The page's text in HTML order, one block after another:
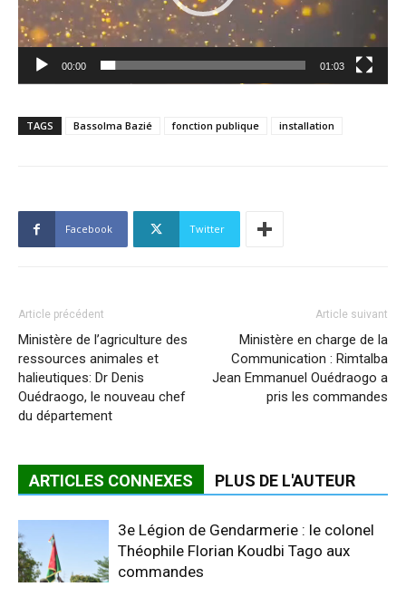
00:00 01:03
TAGS Bassolma Bazié fonction publique installation
Facebook Twitter
Article précédent
Ministère de l’agriculture des
ressources animales et
halieutiques: Dr Denis
Ouédraogo, le nouveau chef
du département
Article suivant
Ministère en charge de la
Communication : Rimtalba
Jean Emmanuel Ouédraogo a
pris les commandes
ARTICLES CONNEXES PLUS DE L'AUTEUR
3e Légion de Gendarmerie : le colonel
Théophile Florian Koudbi Tago aux
commandes